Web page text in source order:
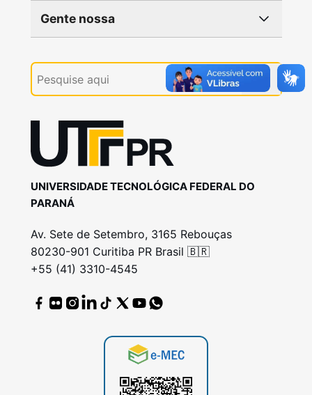
Gente nossa
UNIVERSIDADE TECNOLÓGICA FEDERAL DO
PARANÁ
Av. Sete de Setembro, 3165 Rebouças
80230-901 Curitiba PR Brasil 🇧🇷
+55 (41) 3310-4545